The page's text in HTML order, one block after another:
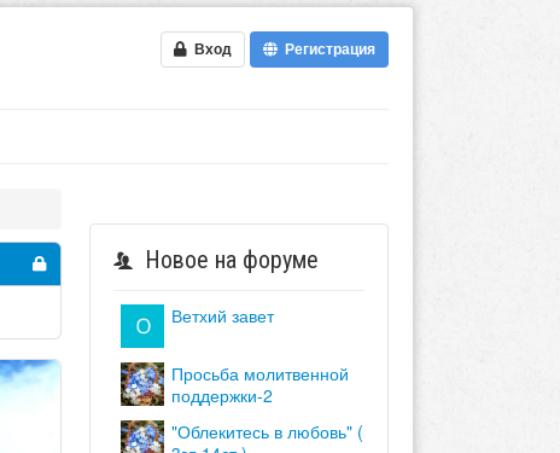
Вход Регистрация
Новое на форуме
ветхий завет
просьба молитвенной
поддержки-2
"облекитесь в любовь" (кол.